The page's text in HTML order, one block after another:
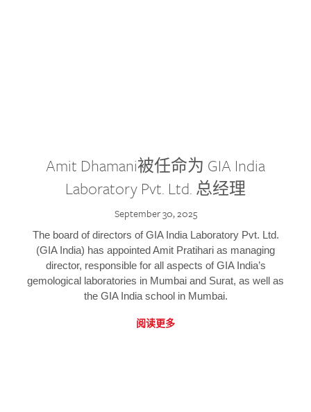
Amit Dhamani被任命为 GIA India
Laboratory Pvt. Ltd. 总经理
September 30, 2025
The board of directors of GIA India Laboratory Pvt. Ltd.
(GIA India) has appointed Amit Pratihari as managing
director, responsible for all aspects of GIA India’s
gemological laboratories in Mumbai and Surat, as well as
the GIA India school in Mumbai.
阅读更多